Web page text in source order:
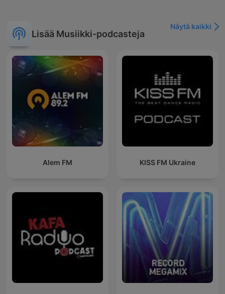
Lisää Musiikki-podcasteja
Näytä kaikki
Alem FM KISS FM Ukraine